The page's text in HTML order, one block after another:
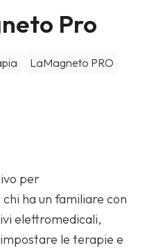
Pro
LaMagneto PRO
per
ha un familiare con
elettromedicali,
le terapie e